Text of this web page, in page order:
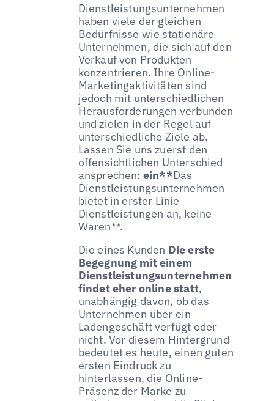
Dienstleistungsunternehmen
haben viele der gleichen
Bedürfnisse wie stationäre
Unternehmen, die sich auf den
Verkauf von Produkten
konzentrieren. Ihre Online-
Marketingaktivitäten sind
jedoch mit unterschiedlichen
Herausforderungen verbunden
und zielen in der Regel auf
unterschiedliche Ziele ab.
Lassen Sie uns zuerst den
offensichtlichen Unterschied
ansprechen: ein**Das
Dienstleistungsunternehmen
bietet in erster Linie
Dienstleistungen an, keine
Waren**.
Die eines Kunden Die erste
Begegnung mit einem
Dienstleistungsunternehmen
findet eher online statt,
unabhängig davon, ob das
Unternehmen über ein
Ladengeschäft verfügt oder
nicht. Vor diesem Hintergrund
bedeutet es heute, einen guten
ersten Eindruck zu
hinterlassen, die Online-
Präsenz der Marke zu